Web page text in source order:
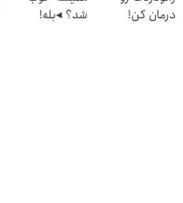
درمان کن!
شد؟ ◂بله!